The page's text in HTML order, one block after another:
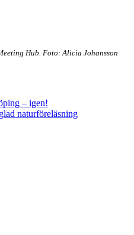
Hub. Foto: Alicia Johansson
– igen!
naturföreläsning